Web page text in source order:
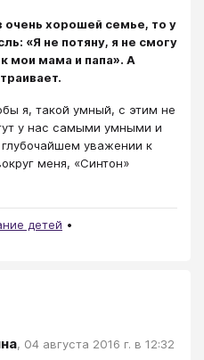
очень хорошей семье, то у
«Я не потяну, я не смогу
мои мама и папа». А
я, такой умный, с этим не
у нас самыми умными и
уважении к
меня, «Синтон»
детей
, 04 августа 2016 г. в 12:32